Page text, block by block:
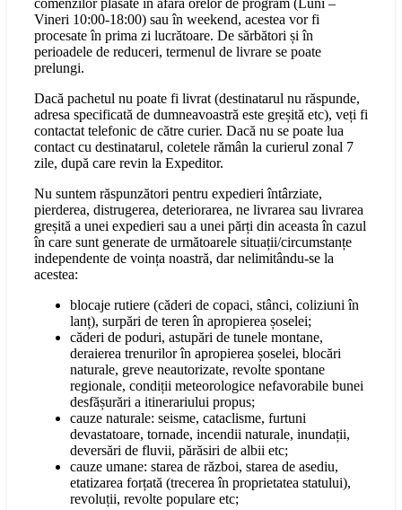
comenzilor plasate în afara orelor de program (Luni –
Vineri 10:00-18:00) sau în weekend, acestea vor fi
procesate în prima zi lucrătoare. De sărbători și în
perioadele de reduceri, termenul de livrare se poate
prelungi.
Dacă pachetul nu poate fi livrat (destinatarul nu răspunde,
adresa specificată de dumneavoastră este greșită etc), veți fi
contactat telefonic de către curier. Dacă nu se poate lua
contact cu destinatarul, coletele rămân la curierul zonal 7
zile, după care revin la Expeditor.
Nu suntem răspunzători pentru expedieri întârziate,
pierderea, distrugerea, deteriorarea, ne livrarea sau livrarea
greșită a unei expedieri sau a unei părți din aceasta în cazul
în care sunt generate de următoarele situații/circumstanțe
independente de voința noastră, dar nelimitându-se la
acestea:
blocaje rutiere (căderi de copaci, stânci, coliziuni în
lanț), surpări de teren în apropierea șoselei;
căderi de poduri, astupări de tunele montane,
deraierea trenurilor în apropierea șoselei, blocări
naturale, greve neautorizate, revolte spontane
regionale, condiții meteorologice nefavorabile bunei
desfășurări a itinerariului propus;
cauze naturale: seisme, cataclisme, furtuni
devastatoare, tornade, incendii naturale, inundații,
deversări de fluvii, părăsiri de albii etc;
cauze umane: starea de război, starea de asediu,
etatizarea forțată (trecerea în proprietatea statului),
revoluții, revolte populare etc;